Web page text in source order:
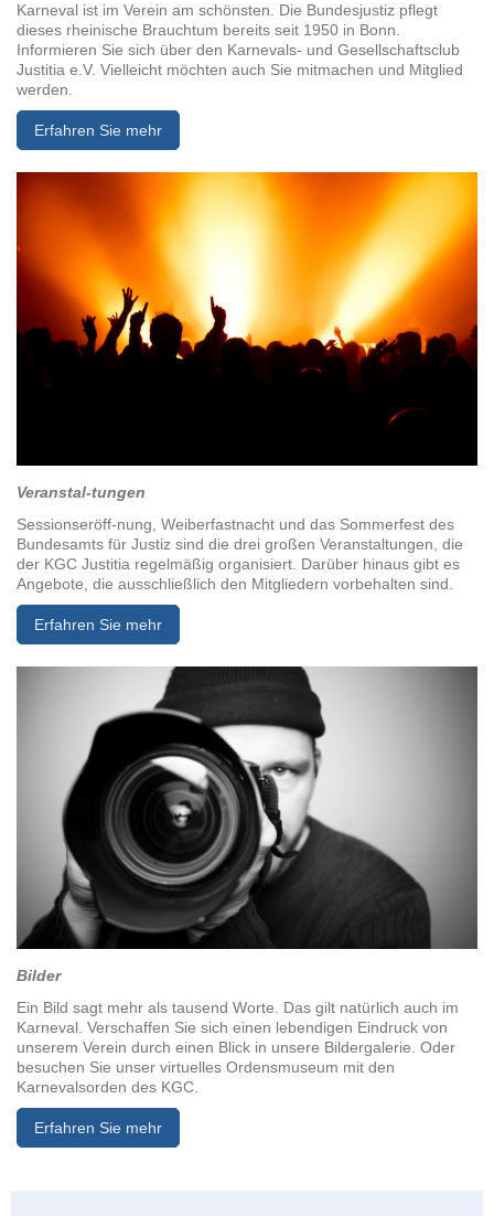
Karneval ist im Verein am schönsten. Die Bundesjustiz pflegt
dieses rheinische Brauchtum bereits seit 1950 in Bonn.
Informieren Sie sich über den Karnevals- und Gesellschaftsclub
Justitia e.V. Vielleicht möchten auch Sie mitmachen und Mitglied
werden.
Erfahren Sie mehr
Veranstal-tungen
Sessionseröff-nung, Weiberfastnacht und das Sommerfest des
Bundesamts für Justiz sind die drei großen Veranstaltungen, die
der KGC Justitia regelmäßig organisiert. Darüber hinaus gibt es
Angebote, die ausschließlich den Mitgliedern vorbehalten sind.
Erfahren Sie mehr
Bilder
Ein Bild sagt mehr als tausend Worte. Das gilt natürlich auch im
Karneval. Verschaffen Sie sich einen lebendigen Eindruck von
unserem Verein durch einen Blick in unsere Bildergalerie. Oder
besuchen Sie unser virtuelles Ordensmuseum mit den
Karnevalsorden des KGC.
Erfahren Sie mehr